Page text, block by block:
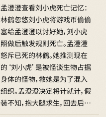
孟澄澄查看刘小虎死亡记忆：
林鹤忽悠刘小虎将游戏币偷偷
塞给孟澄澄以讨好她，刘小虎
照做后触发规则死亡。孟澄澄
怒斥已死的林鹤。她推测现在
的‘刘小虎’是被怪谈生物占据
身体的怪物，救她是为了混入
组织。孟澄澄决定将计就计，假
装不知，抱大腿求生，回去后…